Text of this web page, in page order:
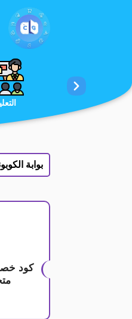
تخطي إلى المحتوى
الجمال الخدمات
بوابة
كود